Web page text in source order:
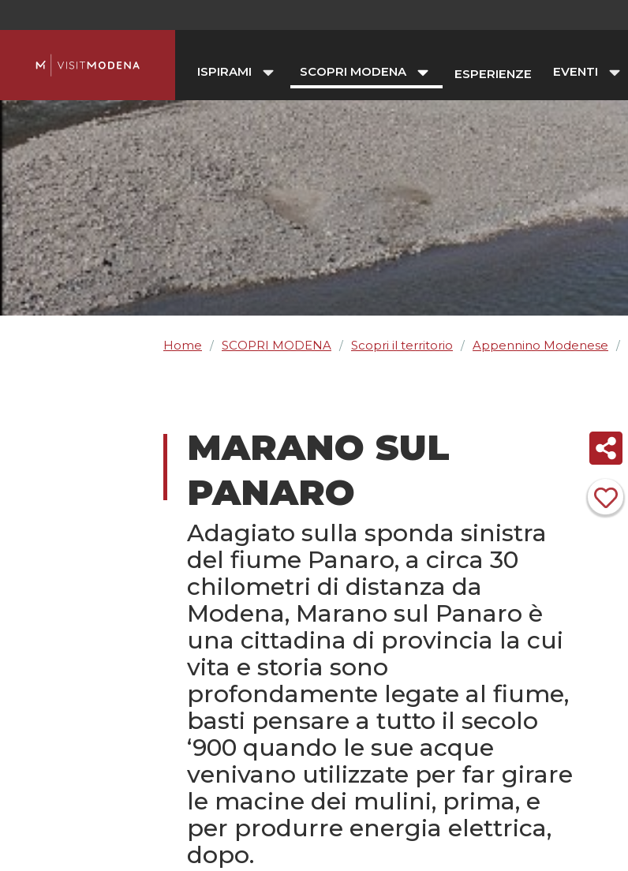
ISPIRAMI SCOPRI MODENA ESPERIENZE EVENTI
Home / SCOPRI MODENA / Scopri il territorio / Appennino Modenese /
MARANO SUL
PANARO
Adagiato sulla sponda sinistra
del fiume Panaro, a circa 30
chilometri di distanza da
Modena, Marano sul Panaro è
una cittadina di provincia la cui
vita e storia sono
profondamente legate al fiume,
basti pensare a tutto il secolo
‘900 quando le sue acque
venivano utilizzate per far girare
le macine dei mulini, prima, e
per produrre energia elettrica,
dopo.